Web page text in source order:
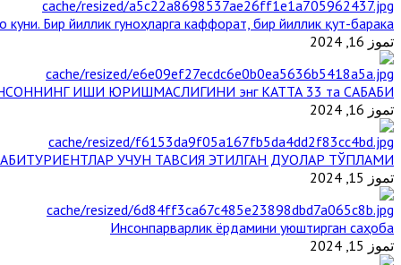
Бир йиллик гуноҳларга каффорат, бир йиллик қут-барака
تموز 16, 2024
ИШИ ЮРИШМАСЛИГИНИ энг КАТТА 33 та САБАБИ
تموز 16, 2024
АБИТУРИЕНТЛАР УЧУН ТАВСИЯ ЭТИЛГАН ДУОЛАР ТЎПЛАМИ
تموز 15, 2024
Инсонпарварлик ёрдамини уюштирган саҳоба
تموز 15, 2024